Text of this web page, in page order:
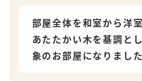
部屋全体を和室から洋
あたたかい木を基調と
象のお部屋になりまし